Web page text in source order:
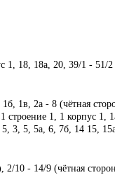
18, 18а, 20, 39/1 -
1в, 2а - 8 (чётная
1, 1 корпус 1,
3, 5, 5а, 6, 7б, 14 15,
10 - 14/9 (чётная